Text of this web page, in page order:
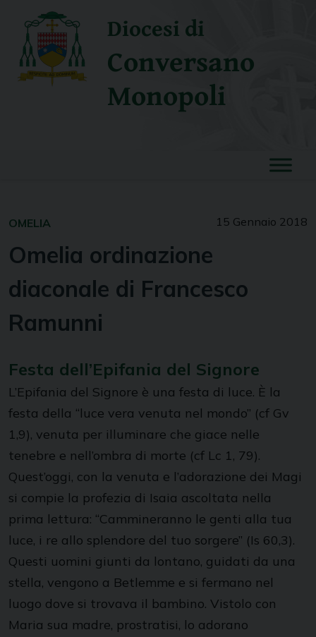
content
Diocesi di
Conversano
Monopoli
15 Gennaio 2018
OMELIA
Omelia ordinazione
diaconale di Francesco
Ramunni
Festa dell’Epifania del Signore
L’Epifania del Signore è una festa di luce. È la
festa della “luce vera venuta nel mondo” (cf Gv
1,9), venuta per illuminare che giace nelle
tenebre e nell’ombra di morte (cf Lc 1, 79).
Quest’oggi, con la venuta e l’adorazione dei Magi
si compie la profezia di Isaia ascoltata nella
prima lettura: “Cammineranno le genti alla tua
luce, i re allo splendore del tuo sorgere” (Is 60,3).
Questi uomini giunti da lontano, guidati da una
stella, vengono a Betlemme e si fermano nel
luogo dove si trovava il bambino. Vistolo con
Maria sua madre, prostratisi, lo adorano